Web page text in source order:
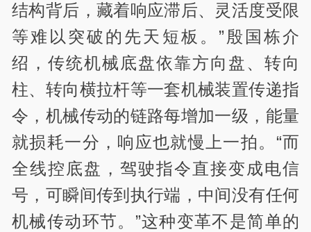
结构背后，藏着响应滞后、灵活度受限
等难以突破的先天短板。”殷国栋介
绍，传统机械底盘依靠方向盘、转向
柱、转向横拉杆等一套机械装置传递指
令，机械传动的链路每增加一级，能量
就损耗一分，响应也就慢上一拍。“而
全线控底盘，驾驶指令直接变成电信
号，可瞬间传到执行端，中间没有任何
机械传动环节。”这种变革不是简单的